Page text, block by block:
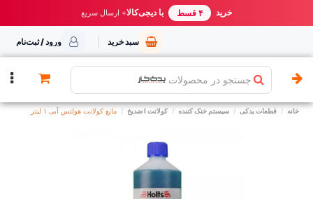
خرید مطمئن از یدک کار بهترین قیمت ایران خرید ۴ قسط با دیجی‌کالا+ ارسال سریع
سبد خرید ورود / ثبت‌نام
جستجو در محصولات
خانه قطعات یدکی سیستم خنک کننده کولانت I ضدیخ مایع کولانت هولتس آبی ۱ لیتر